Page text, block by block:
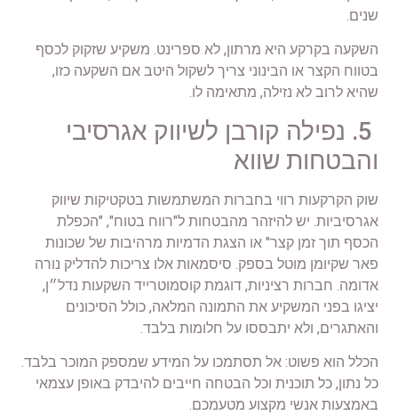
שנים.
השקעה בקרקע היא מרתון, לא ספרינט. משקיע שזקוק לכסף
בטווח הקצר או הבינוני צריך לשקול היטב אם השקעה כזו,
שהיא לרוב לא נזילה, מתאימה לו.
5. נפילה קורבן לשיווק אגרסיבי
והבטחות שווא
שוק הקרקעות רווי בחברות המשתמשות בטקטיקות שיווק
אגרסיביות. יש להיזהר מהבטחות ל"רווח בטוח", "הכפלת
הכסף תוך זמן קצר" או הצגת הדמיות מרהיבות של שכונות
פאר שקיומן מוטל בספק. סיסמאות אלו צריכות להדליק נורה
אדומה. חברות רציניות, דוגמת קוסמוטרייד השקעות נדל״ן,
יציגו בפני המשקיע את התמונה המלאה, כולל הסיכונים
והאתגרים, ולא יתבססו על חלומות בלבד.
הכלל הוא פשוט: אל תסתמכו על המידע שמספק המוכר בלבד.
כל נתון, כל תוכנית וכל הבטחה חייבים להיבדק באופן עצמאי
באמצעות אנשי מקצוע מטעמכם.